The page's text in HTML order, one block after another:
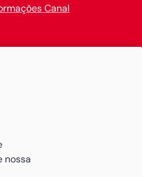
Canal
nossa